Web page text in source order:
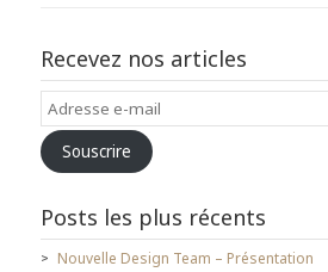
Recevez nos articles
Adresse
e-
mailSouscrire
Posts les plus récents
Nouvelle Design Team – Présentation